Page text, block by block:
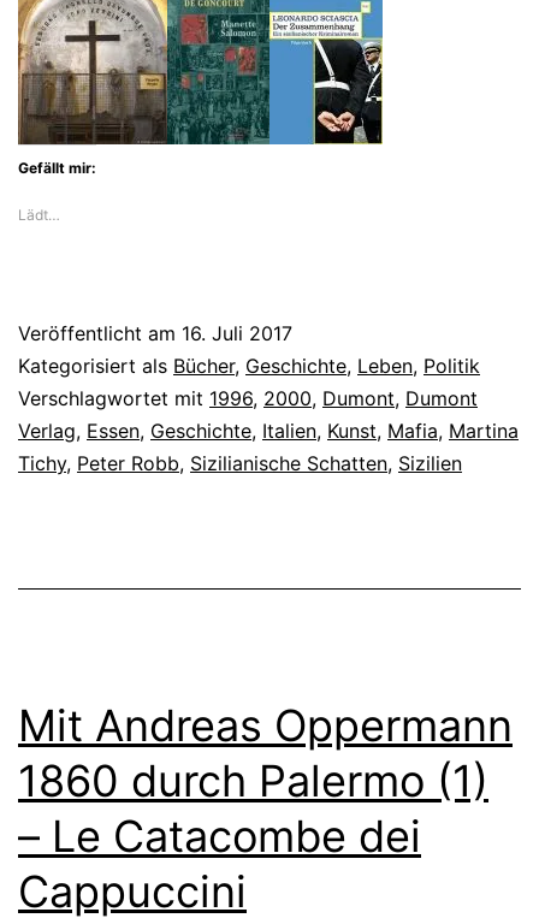
Gefällt mir:
Lädt…
Veröffentlicht am 16. Juli 2017
Kategorisiert als Bücher, Geschichte, Leben, Politik
Verschlagwortet mit 1996, 2000, Dumont, Dumont
Verlag, Essen, Geschichte, Italien, Kunst, Mafia, Martina
Tichy, Peter Robb, Sizilianische Schatten, Sizilien
Mit Andreas Oppermann
1860 durch Palermo (1)
– Le Catacombe dei
Cappuccini